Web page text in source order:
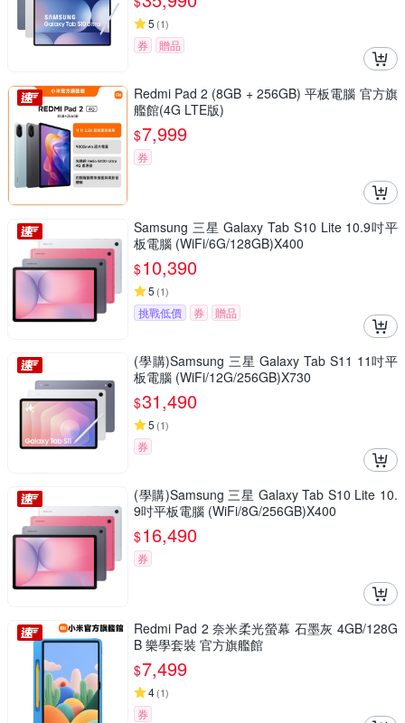
5 (1)
券 贈品
Redmi Pad 2 (8GB + 256GB) 平板電腦 官方旗
艦館(4G LTE版)
$7,999
券
Samsung 三星 Galaxy Tab S10 Lite 10.9吋平
板電腦 (WiFi/6G/128GB)X400
$10,390
5 (1)
挑戰低價 券 贈品
(學購)Samsung 三星 Galaxy Tab S11 11吋平
板電腦 (WiFi/12G/256GB)X730
$31,490
5 (1)
券
(學購)Samsung 三星 Galaxy Tab S10 Lite 10.
9吋平板電腦 (WiFi/8G/256GB)X400
$16,490
券
Redmi Pad 2 奈米柔光螢幕 石墨灰 4GB/128G
B 樂學套裝 官方旗艦館
$7,499
4(1)
券